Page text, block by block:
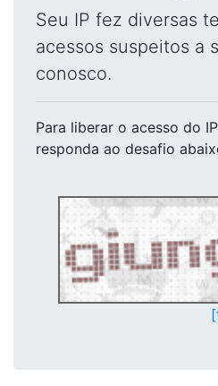
Seu IP fez diversas
acessos suspeitos a
conosco.
Para liberar o acesso do IP
responda ao desafio